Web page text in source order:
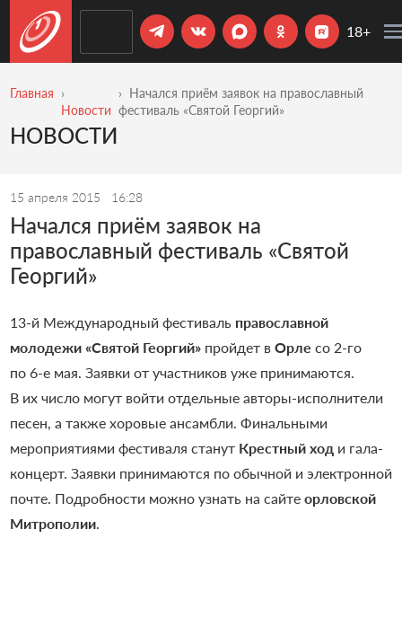
18+
Главная
Новости
Начался приём заявок на православный
фестиваль «Святой Георгий»
НОВОСТИ
15 апреля 2015 16:28
Начался приём заявок на
православный фестиваль «Святой
Георгий»
13-й Международный фестиваль православной
молодежи «Святой Георгий»пройдет в Орле со 2-го
по 6-е мая. Заявки от участников уже принимаются.
В их число могут войти отдельные авторы-исполнители
песен, а также хоровые ансамбли. Финальными
мероприятиями фестиваля станут Крестный ход и гала-
концерт. Заявки принимаются по обычной и электронной
почте. Подробности можно узнать на сайте орловской
Митрополии.